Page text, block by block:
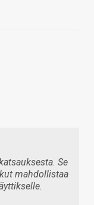
Se
mahdollistaa